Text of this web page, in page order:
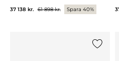
37 138 kr. 61 898 kr. Spara 40%